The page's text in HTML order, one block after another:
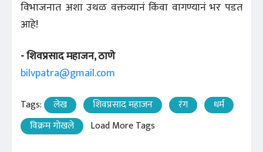
विभाजनात अशा उथळ वक्तव्यानं किंवा वागण्यानं भर पडत
आहे!
- शिवप्रसाद महाजन, ठाणे
bilvpatra@gmail.com
Tags: लेख शिवप्रसाद महाजन रंग
धर्म
विक्रम गोखले
Load More Tags